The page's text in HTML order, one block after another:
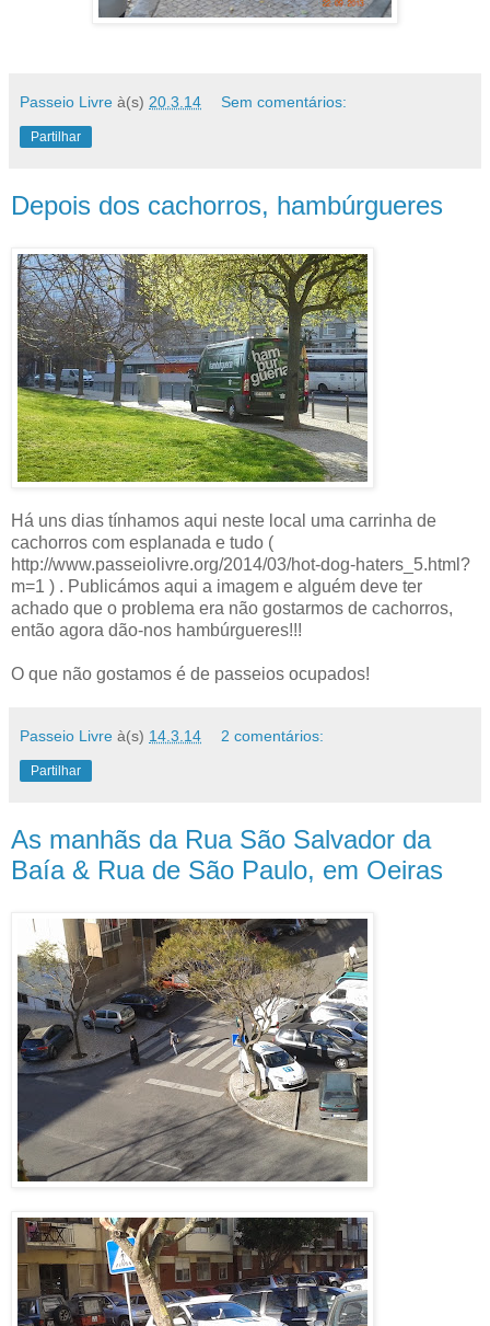
Passeio Livre à(s) 20.3.14 Sem comentários:
Partilhar
Depois dos cachorros, hambúrgueres
Há uns dias tínhamos aqui neste local uma carrinha de
cachorros com esplanada e tudo (
http://www.passeiolivre.org/2014/03/hot-dog-haters_5.html?
m=1 ) . Publicámos aqui a imagem e alguém deve ter
achado que o problema era não gostarmos de cachorros,
então agora dão-nos hambúrgueres!!!
O que não gostamos é de passeios ocupados!
Passeio Livre à(s) 14.3.14 2 comentários:
Partilhar
As manhãs da Rua São Salvador da
Baía & Rua de São Paulo, em Oeiras